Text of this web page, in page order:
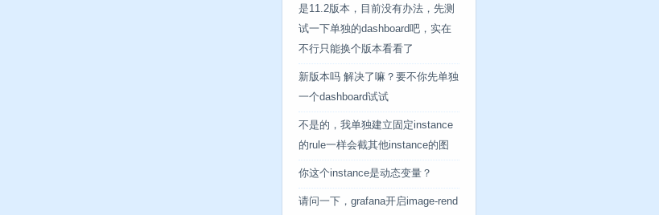
是11.2版本，目前没有办法，先测
试一下单独的dashboard吧，实在
不行只能换个版本看看了
新版本吗 解决了嘛？要不你先单独
一个dashboard试试
不是的，我单独建立固定instance
的rule一样会截其他instance的图
你这个instance是动态变量？
请问一下，grafana开启image-rend